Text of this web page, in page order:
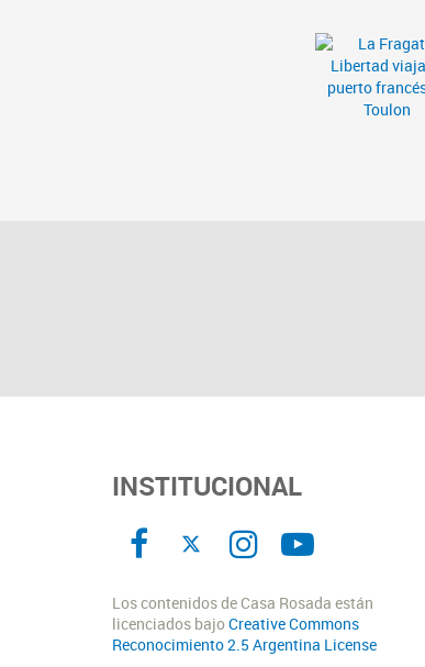
INSTITUCIONAL
Los contenidos de Casa Rosada están
licenciados bajoCreative Commons
Reconocimiento 2.5 Argentina License